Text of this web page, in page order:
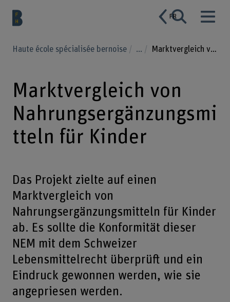
FR
Haute école spécialisée bernoise ... Marktvergleich von Nahrungsergänzungsmitteln für Kinder
Marktvergleich von
Nahrungsergänzungsmi
tteln für Kinder
Das Projekt zielte auf einen
Marktvergleich von
Nahrungsergänzungsmitteln für Kinder
ab. Es sollte die Konformität dieser
NEM mit dem Schweizer
Lebensmittelrecht überprüft und ein
Eindruck gewonnen werden, wie sie
angepriesen werden.